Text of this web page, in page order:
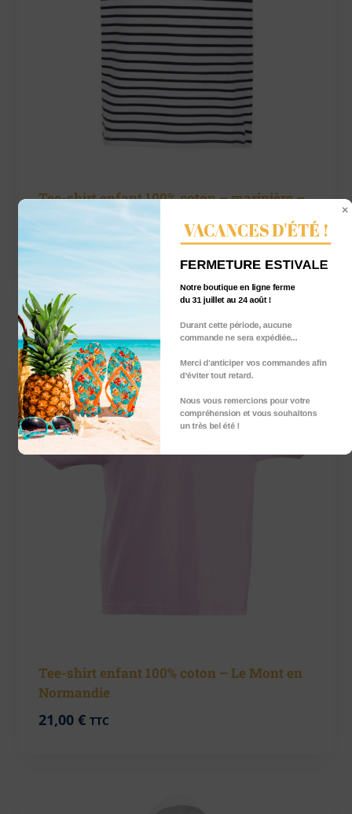
Tee-shirt enfant 100% coton – marinière –
SAINT-PAIR-SUR-MER et ses coordonnées
27,00
Tee-shirt enfant 100% coton – Le Mont en
Normandie
21,00 € TTC
VACANCES D'ÉTÉ !
Notre boutique en ligne ferme
du 31 juillet au 24 août !
Durant cette période, aucune
commande ne sera expédiée...
Merci d'anticiper vos commandes afin
d’éviter tout retard.
Nous vous remercions pour votre
compréhension et vous souhaitons
un très bel été !
FERMETURE ESTIVALE